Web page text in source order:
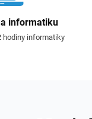
informatiku
hodiny informatiky